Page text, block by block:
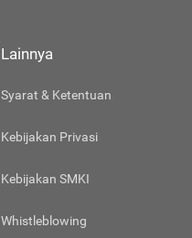
Lainnya
Syarat & Ketentuan
Kebijakan Privasi
Kebijakan SMKI
Whistleblowing